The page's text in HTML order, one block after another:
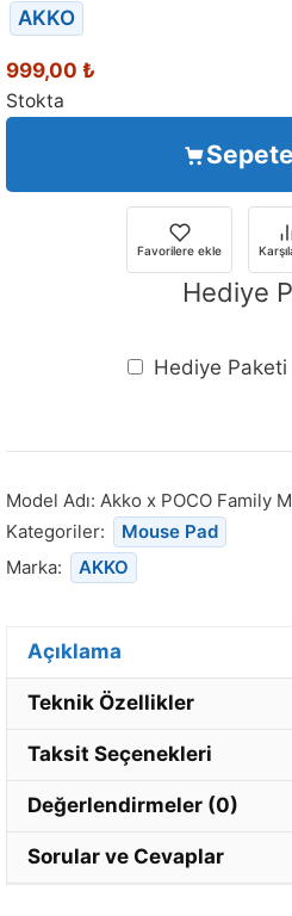
AKKO
999,00 ₺
Stokta
Favorilere ekle
Hediye
Hediye Paketi
Model Adı: Akko x POCO Family
Kategoriler:
Mouse Pad
Marka:
AKKO
Açıklama
Teknik Özellikler
Taksit Seçenekleri
Değerlendirmeler (0)
Sorular ve Cevaplar